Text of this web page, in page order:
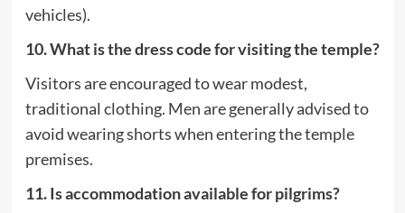
vehicles).
10. What is the dress code for visiting the temple?
Visitors are encouraged to wear modest,
traditional clothing. Men are generally advised to
avoid wearing shorts when entering the temple
premises.
11. Is accommodation available for pilgrims?